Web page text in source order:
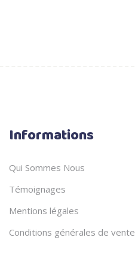
Informations
Qui Sommes Nous
Témoignages
Mentions légales
Conditions générales de vente